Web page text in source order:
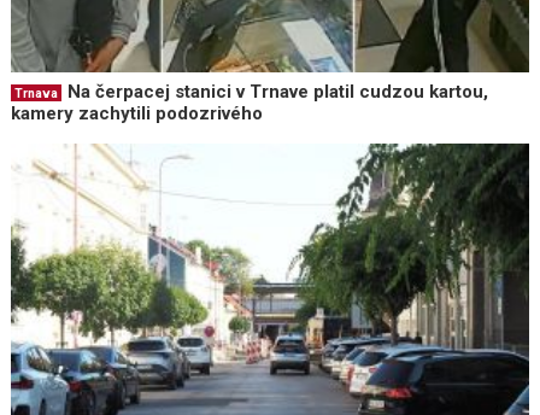
Trnava
Na čerpacej stanici v Trnave platil cudzou kartou,
kamery zachytili podozrivého